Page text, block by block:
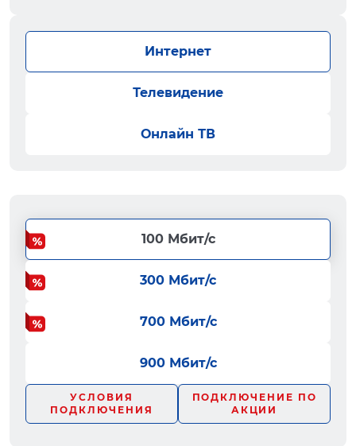
Интернет
Телевидение
Онлайн ТВ
100 Мбит/с
300 Мбит/с
700 Мбит/с
900 Мбит/с
УСЛОВИЯ
ПОДКЛЮЧЕНИЯ
ПОДКЛЮЧЕНИЕ ПО
АКЦИИ